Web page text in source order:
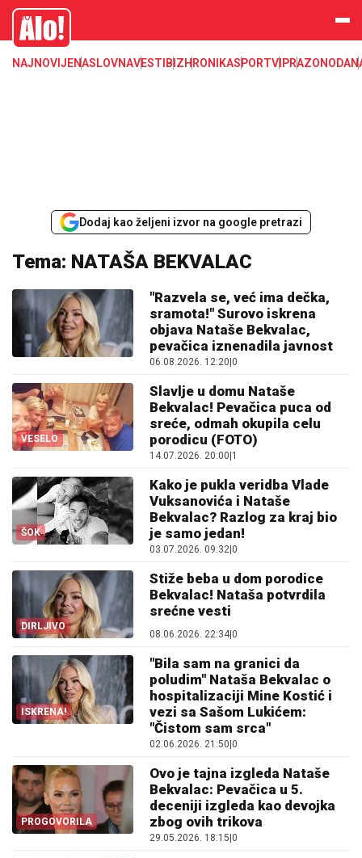
Alo
NAJNOVIJENASLOVNAVESTI BIZHRONIKASPORTVIPRAZONODA
Dodaj kao željeni izvor na google pretrazi
Tema: NATAŠA BEKVALAC
"Razvela se, već ima dečka,
sramota!" Surovo iskrena
objava Nataše Bekvalac,
pevačica iznenadila javnost
06.08.2026. 12:20 0
VESELO
Slavlje u domu Nataše
Bekvalac! Pevačica puca od
sreće, odmah okupila celu
porodicu (FOTO)
14.07.2026. 20:00 1
ŠOK
Kako je pukla veridba Vlade
Vuksanovića i Nataše
Bekvalac? Razlog za kraj bio
je samo jedan!
03.07.2026. 09:32 0
DIRLJIVO
Stiže beba u dom porodice
Bekvalac! Nataša potvrdila
srećne vesti
08.06.2026. 22:34 0
ISKRENA!
"Bila sam na granici da
poludim" Nataša Bekvalac o
hospitalizaciji Mine Kostić i
vezi sa Sašom Lukićem:
"Čistom sam srca"
02.06.2026. 21:50 0
PROGOVORILA
Ovo je tajna izgleda Nataše
Bekvalac: Pevačica u 5.
deceniji izgleda kao devojka
zbog ovih trikova
29.05.2026. 18:15 0